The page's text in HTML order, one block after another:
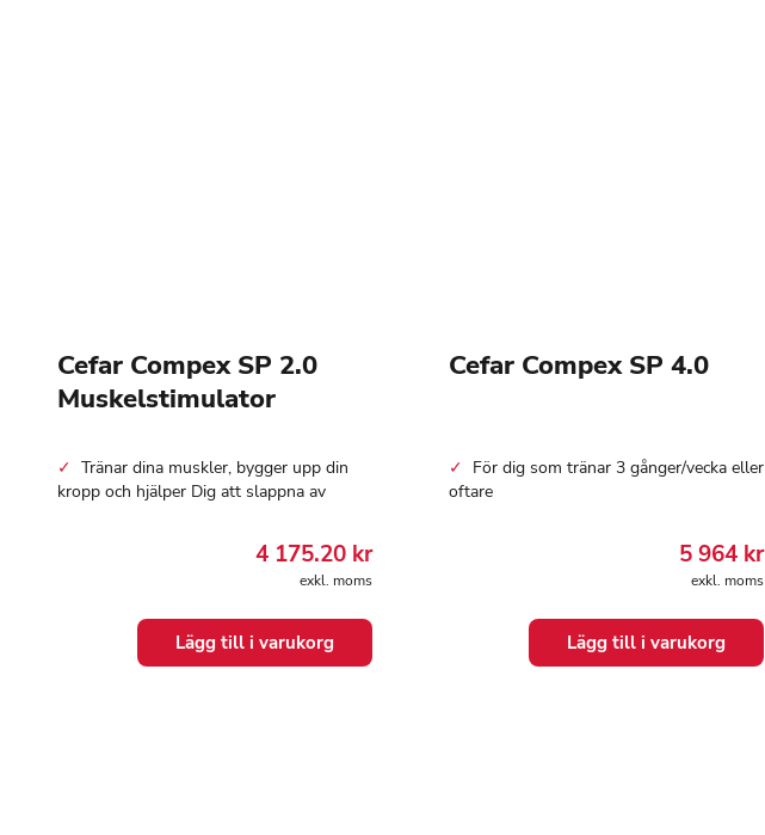
Cefar Compex SP 2.0
Muskelstimulator
Tränar dina muskler, bygger upp din
kropp och hjälper Dig att slappna av
4 175.20 kr
exkl. moms
Lägg till i varukorg
Cefar Compex SP 4.0
För dig som tränar 3 gånger/vecka eller
oftare
5 964 kr
exkl. moms
Lägg till i varukorg